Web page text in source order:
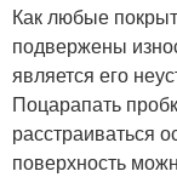
Как любые
подвержены
является его
Поцарапать
расстраиваться
поверхность